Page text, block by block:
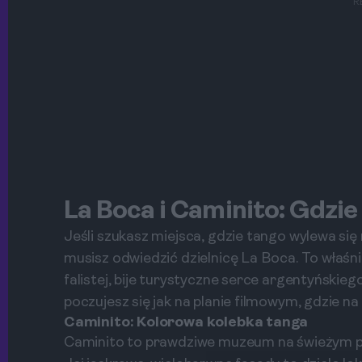
La Boca i Caminito:
Jeśli szukasz miejsca, gdzie tango wylewa
musisz odwiedzić dzielnicę La Boca. To
falistej, bije turystyczne serce
poczujesz się jak na planie filmowym, gdzie
Caminito: Kolorowa kolebka tanga
Caminito to prawdziwe muzeum na świeżym